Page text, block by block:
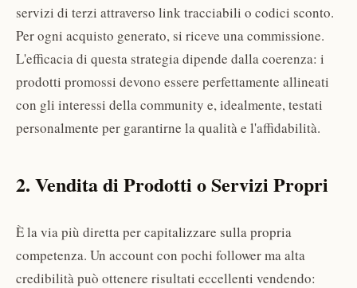
servizi di terzi attraverso link tracciabili o codici sconto.
Per ogni acquisto generato, si riceve una commissione.
L'efficacia di questa strategia dipende dalla coerenza: i
prodotti promossi devono essere perfettamente allineati
con gli interessi della community e, idealmente, testati
personalmente per garantirne la qualità e l'affidabilità.
2. Vendita di Prodotti o Servizi Propri
È la via più diretta per capitalizzare sulla propria
competenza. Un account con pochi follower ma alta
credibilità può ottenere risultati eccellenti vendendo: